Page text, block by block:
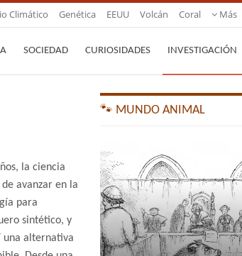
Climático Genética EEUU Volcán Coral Más
SOCIEDAD CURIOSIDADES INVESTIGACIÓN
la ciencia
avanzar en la
para
sintético, y
una alternativa
🐾 MUNDO ANIMAL